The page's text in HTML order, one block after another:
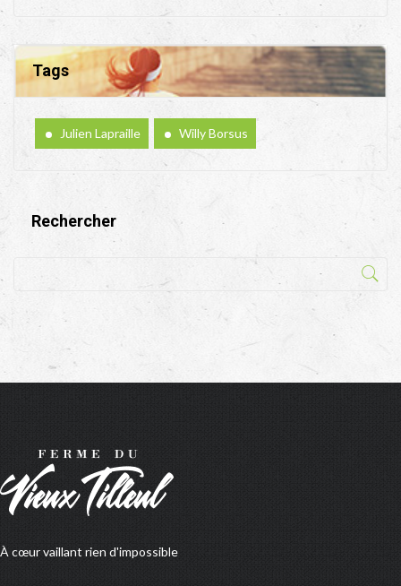
Tags
Julien Lapraille Willy Borsus
Rechercher
À cœur vaillant rien d'impossible